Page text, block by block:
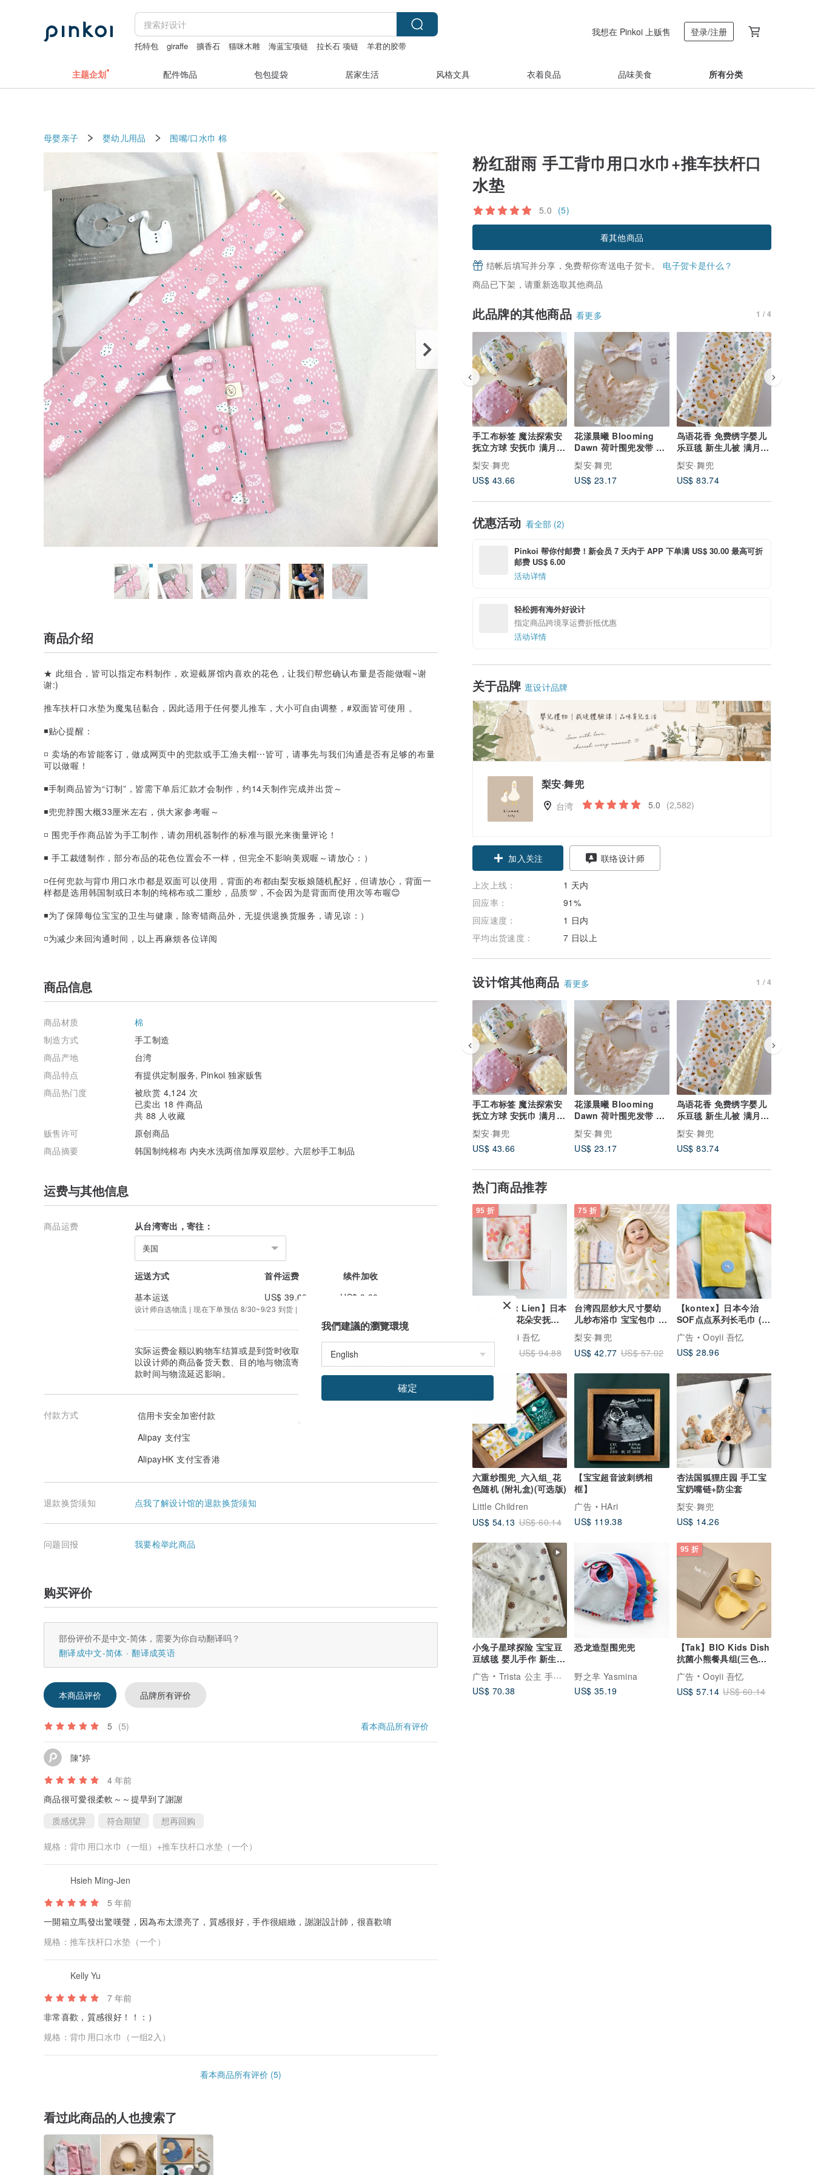
托特包 giraffe 擴香石 猫咪木雕 海蓝宝项链 拉长石 项链
羊君的胶带
我想在 Pinkoi 上贩售 登录/注册
主题企划 配件饰品 包包提袋 居家生活 风格文具 衣着良品 品味美食 所有分类
母婴亲子 婴幼儿用品 围嘴/口水巾 棉
粉红甜雨 手工背巾用口水巾+推车扶杆口
水垫
5.0 (5)
看其他商品
结帐后填写并分享，免费帮你寄送电子贺卡。 电子贺卡是什么？
商品已下架，请重新选取其他商品
此品牌的其他商品 看更多 1 / 4
手工布标签 魔法探索安
抚立方球 安抚巾 满月礼
标签球
梨安·舞兜
US$ 43.66
花漾晨曦 Blooming
Dawn 荷叶围兜发带 满
月礼盒 婴儿礼盒 周岁礼
梨安·舞兜
US$ 23.17
鸟语花香 免费绣字婴儿
乐豆毯 新生儿被 满月礼
周岁收涎 托婴被
梨安·舞兜
US$ 83.74
优惠活动 看全部 (2)
Pinkoi 帮你付邮费！新会员 7 天内于 APP 下单满 US$ 30.00 最高可折
邮费 US$ 6.00
活动详情
轻松拥有海外好设计
指定商品跨境享运费折抵优惠
活动详情
关于品牌 逛设计品牌
梨安·舞兜
台湾 5.0 (2,582)
加入关注 联络设计师
上次上线：
1 天内
回应率：
91%
回应速度：
1 日内
平均出货速度：
7 日以上
设计馆其他商品 看更多 1 / 4
手工布标签 魔法探索安
抚立方球 安抚巾 满月礼
标签球
梨安·舞兜
US$ 43.66
花漾晨曦 Blooming
Dawn 荷叶围兜发带 满
月礼盒 婴儿礼盒 周岁礼
梨安·舞兜
US$ 23.17
鸟语花香 免费绣字婴儿
乐豆毯 新生儿被 满月礼
周岁收涎 托婴被
梨安·舞兜
US$ 83.74
热门商品推荐
95 折
【kontex x Lien】日本
二层纱包巾花朵安抚玩
偶礼盒(附提袋)
Ooyii 吾忆
US$ 90.14
US$ 94.88
75 折
台湾四层纱大尺寸婴幼
儿纱布浴巾 宝宝包巾 夏
日凉被 宝宝浴巾
梨安·舞兜
US$ 42.77 US$ 57.02
【kontex】日本今治
SOF点点系列长毛巾 (M
-33x80cm)
广告
Ooyii 吾忆
US$ 28.96
六重纱围兜_六入组_花
色随机 (附礼盒)(可选版)
Little Children
US$ 54.13 US$ 60.14
【宝宝超音波刺绣相
框】
广告
HAri
US$ 119.38
杏法国狐狸庄园 手工宝
宝奶嘴链+防尘套
梨安·舞兜
US$ 14.26
小兔子星球探险 宝宝豆
豆绒毯 婴儿手作 新生儿
礼
广告
Trista 公主 手创 手作定制宝宝礼物
US$ 70.38
恐龙造型围兜兜
野之芈 Yasmina
US$ 35.19
95 折
【Tak】BIO Kids Dish
抗菌小熊餐具组(三色可
选)
广告
Ooyii 吾忆
US$ 57.14 US$ 60.14
商品介绍
★ 此组合，皆可以指定布料制作，欢迎截屏馆内喜欢的花色，让我们帮您确认布量是否能做喔~谢
谢:)
推车扶杆口水垫为魔鬼毡黏合，因此适用于任何婴儿推车，大小可自由调整，#双面皆可使用 。
◾️贴心提醒：
◽️ 卖场的布皆能客订，做成网页中的兜款或手工渔夫帽⋯皆可，请事先与我们沟通是否有足够的布量
可以做喔！
◾️手制商品皆为“订制”，皆需下单后汇款才会制作，约14天制作完成并出货～
◾️兜兜脖围大概33厘米左右，供大家参考喔～
◽️ 围兜手作商品皆为手工制作，请勿用机器制作的标准与眼光来衡量评论！
◾️ 手工裁缝制作，部分布品的花色位置会不一样，但完全不影响美观喔～请放心：）
◽️任何兜款与背巾用口水巾都是双面可以使用，背面的布都由梨安板娘随机配好，但请放心，背面一
样都是选用韩国制或日本制的纯棉布或二重纱，品质💯，不会因为是背面而使用次等布喔😊
◾️为了保障每位宝宝的卫生与健康，除寄错商品外，无提供退换货服务，请见谅：）
◽️为减少来回沟通时间，以上再麻烦各位详阅
商品信息
商品材质
棉
制造方式
手工制造
商品产地
台湾
商品特点
有提供定制服务, Pinkoi 独家贩售
商品热门度
被欣赏 4,124 次
已卖出 18 件商品
共 88 人收藏
贩售许可
原创商品
商品摘要
韩国制纯棉布 内夹水洗两倍加厚双层纱。六层纱手工制品
运费与其他信息
商品运费 从台湾寄出，寄往：
美国
运送方式 首件运费
续件加收
基本运送
US$ 39.60 US$ 9.90
设计师自选物流 | 现在下单预估 8/30~9/23 到货 | 提供追踪
实际运费金额以购物车结算或是到货时收取的金额为准。
以设计师的商品备货天数、目的地与物流寄送天数估算。实际到货日可能因付
款时间与物流延迟影响。
付款方式
信用卡安全加密付款
Alipay 支付宝
AlipayHK 支付宝香港
退款换货须知 点我了解设计馆的退款换货须知
问题回报 我要检举此商品
购买评价
部份评价不是中文-简体，需要为你自动翻译吗？
翻译成中文-简体
翻译成英语
本商品评价 品牌所有评价
5 (5) 看本商品所有评价
陳*婷
4 年前
商品很可愛很柔軟～～提早到了謝謝
质感优异
符合期望 想再回购
规格：背巾用口水巾（一组）+推车扶杆口水垫（一个）
Hsieh Ming-Jen
5 年前
一開箱立馬發出驚嘆聲，因為布太漂亮了，質感很好，手作很細緻，謝謝設計師，很喜歡唷
规格：推车扶杆口水垫（一个）
Kelly Yu
7 年前
非常喜歡，質感很好！！：）
规格：背巾用口水巾（一组2入）
看本商品所有评价 (5)
看过此商品的人也搜索了
我們建議的瀏覽環境
確定